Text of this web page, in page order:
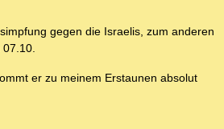
gegen die Israelis, zum anderen
07.10.
er zu meinem Erstaunen absolut